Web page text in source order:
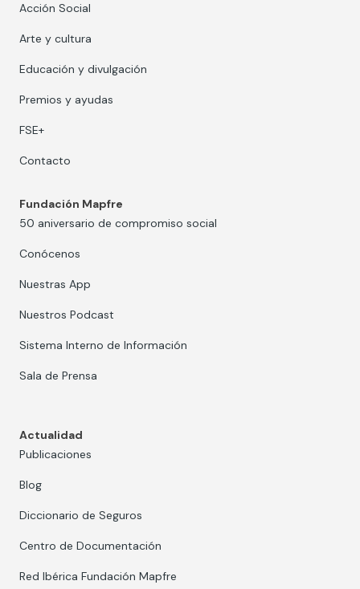
Acción Social
Arte y cultura
Educación y divulgación
Premios y ayudas
FSE+
Contacto
Fundación Mapfre
50 aniversario de compromiso social
Conócenos
Nuestras App
Nuestros Podcast
Sistema Interno de Información
Sala de Prensa
Actualidad
Publicaciones
Blog
Diccionario de Seguros
Centro de Documentación
Red Ibérica Fundación Mapfre